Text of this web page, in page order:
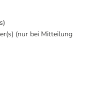
(nur bei Mitteilung